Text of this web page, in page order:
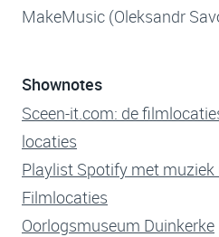
MakeMusic (Oleksandr
Shownotes
Sceen-it.com: de
locaties
Playlist Spotify met
Filmlocaties
Oorlogsmuseum Duinkerke